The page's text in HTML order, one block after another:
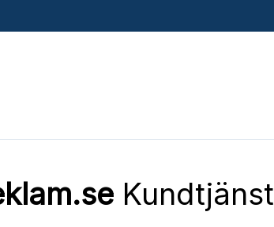
Kundtjänst